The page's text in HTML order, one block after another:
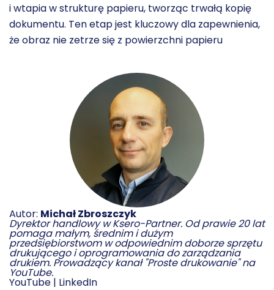
i wtapia w strukturę papieru, tworząc trwałą kopię
dokumentu. Ten etap jest kluczowy dla zapewnienia,
że obraz nie zetrze się z powierzchni papieru
Autor: Michał Zbroszczyk
Dyrektor handlowy w Ksero-Partner. Od prawie 20 lat
pomaga małym, średnim i dużym
przedsiębiorstwom w odpowiednim doborze sprzętu
drukującego i oprogramowania do zarządzania
drukiem. Prowadzący kanał "Proste drukowanie" na
YouTube.
YouTube | LinkedIn